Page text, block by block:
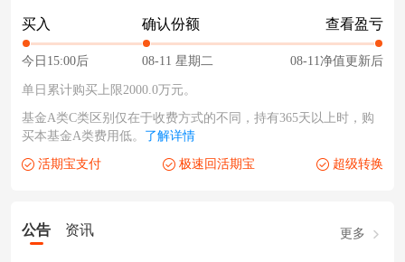
买入
今日15:00后
确认份额
08-11 星期二
查看盈亏
08-11净值更新后
单日累计购买上限2000.0万元。
基金A类C类区别仅在于收费方式的不同，持有365天以上时，购
买本基金A类费用低。 了解详情
活期宝支付 极速回活期宝 超级转换
公告 资讯 更多